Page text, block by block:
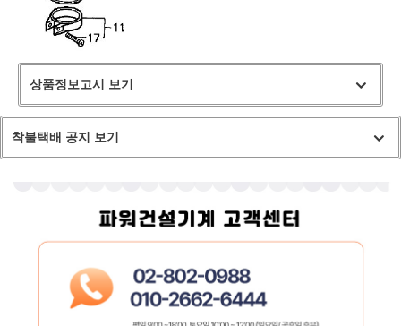
상품정보고시 보기
착불택배 공지 보기